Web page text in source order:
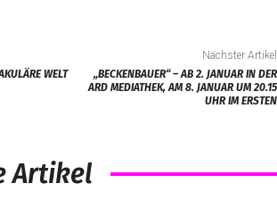
WELT
Nächster Artikel
„BECKENBAUER“ – AB 2. JANUAR IN DER
ARD MEDIATHEK, AM 8. JANUAR UM 20.15
UHR IM ERSTEN
Artikel